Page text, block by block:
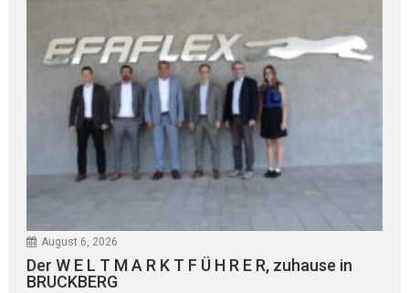
August 6, 2026
Der W E L T M A R K T F Ü H R E R, zuhause in
BRUCKBERG